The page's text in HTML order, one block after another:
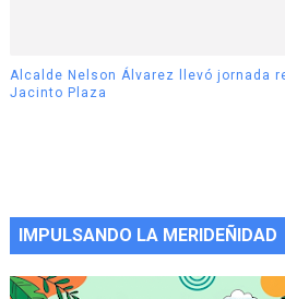
Alcalde Nelson Álvarez llevó jornada
Jacinto Plaza
IMPULSANDO LA MERIDEÑIDAD